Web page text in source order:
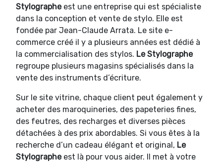
Stylographe est une entreprise qui est spécialiste
dans la conception et vente de stylo. Elle est
fondée par Jean-Claude Arrata. Le site e-
commerce créé il y a plusieurs années est dédié à
la commercialisation des stylos. Le Stylographe
regroupe plusieurs magasins spécialisés dans la
vente des instruments d’écriture.
Sur le site vitrine, chaque client peut également y
acheter des maroquineries, des papeteries fines,
des feutres, des recharges et diverses pièces
détachées à des prix abordables. Si vous êtes à la
recherche d’un cadeau élégant et original, Le
Stylographeest là pour vous aider. Il met à votre